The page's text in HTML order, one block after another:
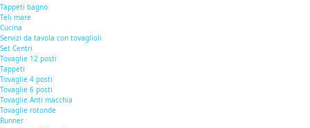
Tappeti bagno
Teli mare
Cucina
Servizi da tavola con tovaglioli
Set Centri
Tovaglie 12 posti
Tappeti
Tovaglie 4 posti
Tovaglie 6 posti
Tovaglie Anti macchia
Tovaglie rotonde
Runner